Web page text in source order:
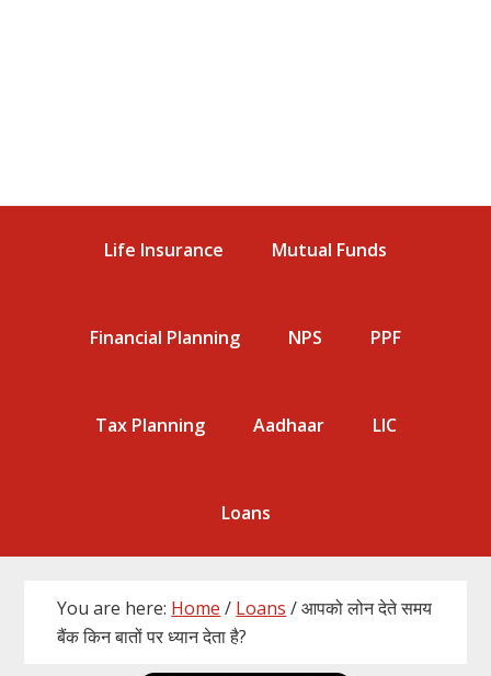
Life Insurance Mutual Funds
Financial Planning NPS PPF
Tax Planning Aadhaar LIC
Loans
You are here: Home / Loans /आपको लोन देते समय
बैंक किन बातों पर ध्यान देता है?